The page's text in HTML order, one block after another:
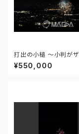
打出の小槌 ～小判がザ
～ - 大曲の花火―春の
作花火コレクション
¥550,000